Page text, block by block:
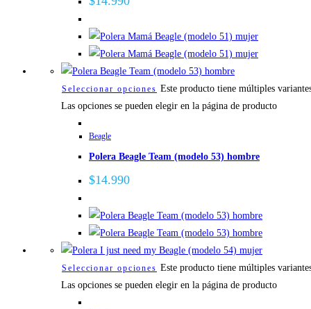
Seleccionar opciones Este producto tiene múltiples
Las opciones se pueden elegir en la página de producto
Beagle
Polera Beagle Team (modelo 53) hombre
$14.990
Seleccionar opciones Este producto tiene múltiples
Las opciones se pueden elegir en la página de producto